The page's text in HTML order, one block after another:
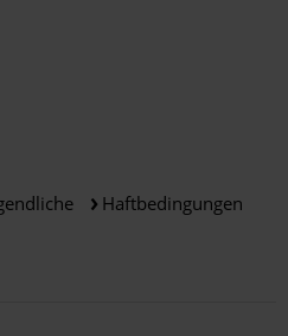
Haftbedingungen